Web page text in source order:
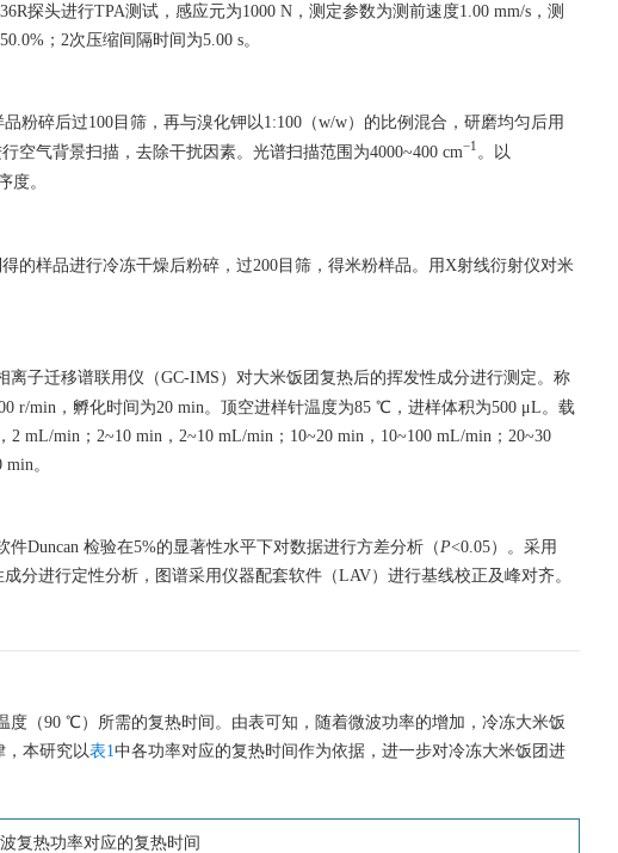
探头进行TPA测试，感应元为1000 N，测定参数为测前速度1.00 mm/s，测
；2次压缩间隔时间为5.00 s。
粉碎后过100目筛，再与溴化钾以1:100（w/w）的比例混合，研磨均匀后用
空气背景扫描，去除干扰因素。光谱扫描范围为4000~400 cm−1 。以
度。
的样品进行冷冻干燥后粉碎，过200目筛，得米粉样品。用X射线衍射仪对米
离子迁移谱联用仪（GC-IMS）对大米饭团复热后的挥发性成分进行测定。称
r/min，孵化时间为20 min。顶空进样针温度为85 ℃，进样体积为500 μL。载
mL/min；2~10 min，2~10 mL/min；10~20 min，10~100 mL/min；20~30
。
件Duncan 检验在5%的显著性水平下对数据进行方差分析（ P<0.05）。采用
分进行定性分析，图谱采用仪器配套软件（LAV）进行基线校正及峰对齐。
（90 ℃）所需的复热时间。由表可知，随着微波功率的增加，冷冻大米饭
本研究以表1中各功率对应的复热时间作为依据，进一步对冷冻大米饭团进
复热功率对应的复热时间